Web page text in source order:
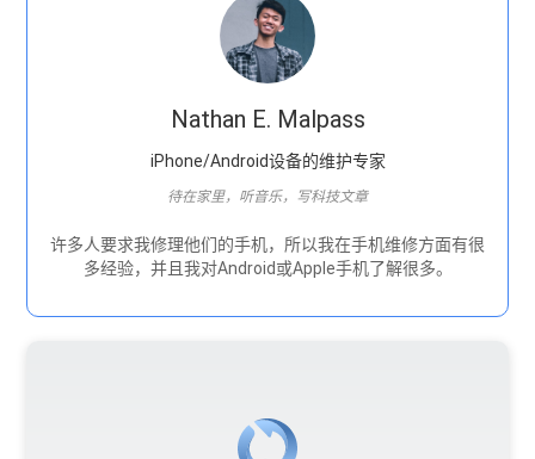
Nathan E. Malpass
iPhone/Android设备的维护专家
待在家里，听音乐，写科技文章
许多人要求我修理他们的手机，所以我在手机维修方面有很
多经验，并且我对Android或Apple手机了解很多。